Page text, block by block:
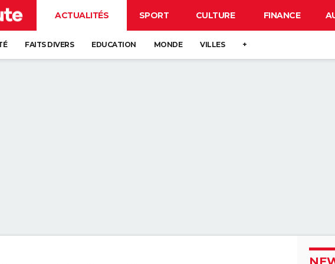
ACTUALITÉS SPORT CULTURE FINANCE
FAITS DIVERS EDUCATION MONDE VILLES +